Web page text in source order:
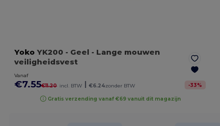
Yoko YK200 - Geel - Lange mouwen
veiligheidsvest
Vanaf
€7.55€11.20 incl. BTW | €6.24zonder BTW -33%
Gratis verzending vanaf €69 vanuit dit magazijn